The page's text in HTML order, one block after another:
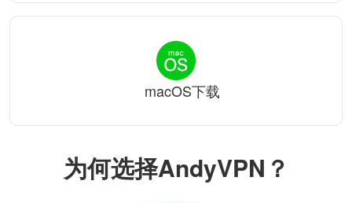
为何选择AndyVPN？
macOS下载